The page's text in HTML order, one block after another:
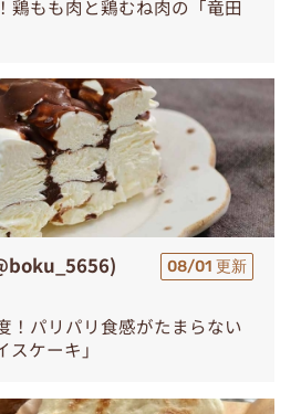
鶏もも肉と鶏むね肉の「竜田
08/01 更新
！パリパリ食感がたまらない
スケーキ」